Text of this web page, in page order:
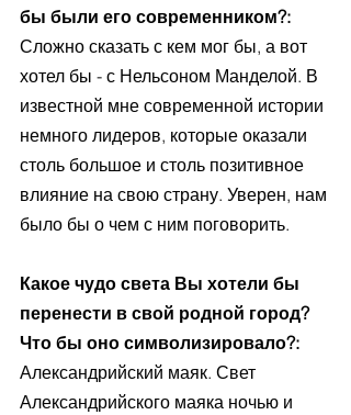
бы были его современником?:
Сложно сказать с кем мог бы, а вот
хотел бы - с Нельсоном Манделой. В
известной мне современной истории
немного лидеров, которые оказали
столь большое и столь позитивное
влияние на свою страну. Уверен, нам
было бы о чем с ним поговорить.
Какое чудо света Вы хотели бы
перенести в свой родной город?
Что бы оно символизировало?:
Александрийский маяк. Свет
Александрийского маяка ночью и